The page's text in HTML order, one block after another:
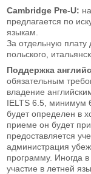
Cambridge Pre-U:
предлагается по
языкам.
За отдельную плату
польского,
Поддержка
обязательным
владение
IELTS 6.5, минимум
будет определен в
приеме он будет
предоставляется
администрация
программу. Иногда
участие в летней